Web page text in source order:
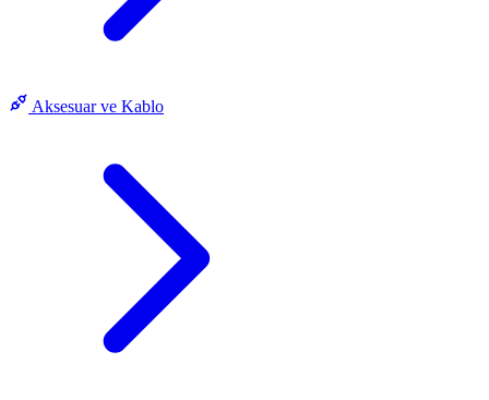
Aksesuar ve Kablo